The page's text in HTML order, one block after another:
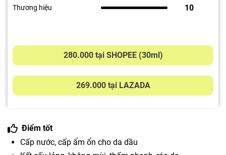
Thương hiệu 10
280.000 tại SHOPEE (30ml)
269.000 tại LAZADA
Điểm tốt
Cấp nước, cấp ẩm ổn cho da dầu